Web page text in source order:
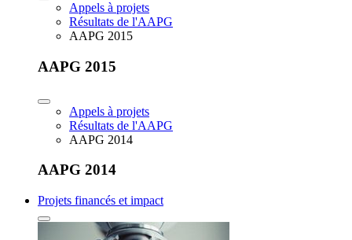
Appels à projets
Résultats de l'AAPG
AAPG 2015
AAPG 2015
Appels à projets
Résultats de l'AAPG
AAPG 2014
AAPG 2014
Projets financés et impact